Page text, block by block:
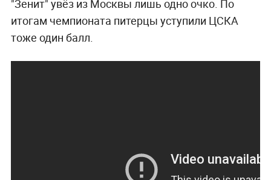
"Зенит" увёз из Москвы лишь одно очко. По
итогам чемпионата питерцы уступили ЦСКА
тоже один балл.